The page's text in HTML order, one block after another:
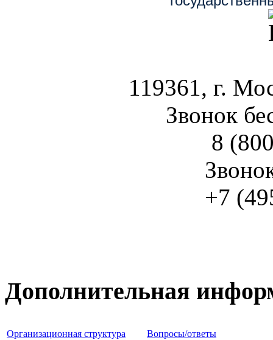
119361, г.
Звонок
8
+7
Дополнительная
Организационная структура
Вопросы/ответы